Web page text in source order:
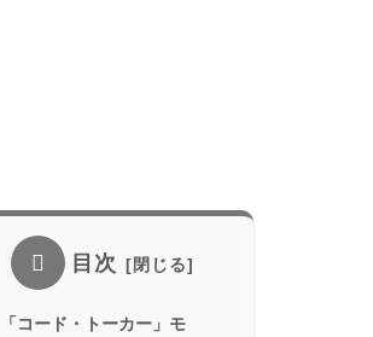
目次
「コード・トーカー」モ